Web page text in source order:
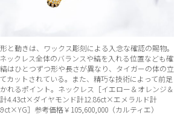
と動きは、ワックス彫刻による入念な確認の賜物。
ックレス全体のバランスや縞を入れる位置なども確
はひとつずつ形や長さが異なり、タイガーの体の立
カットされている。また、精巧な技術によって前足
れるポイント。ネックレス［イエロー＆オレンジ＆
4.43ct×ダイヤモンド計12.86ct×エメラルド計
］参考価格￥105,600,000（カルティエ）